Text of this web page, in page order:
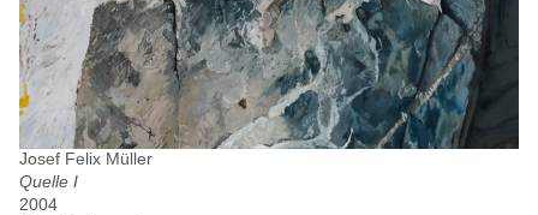
Josef Felix Müller
Quelle I
2004